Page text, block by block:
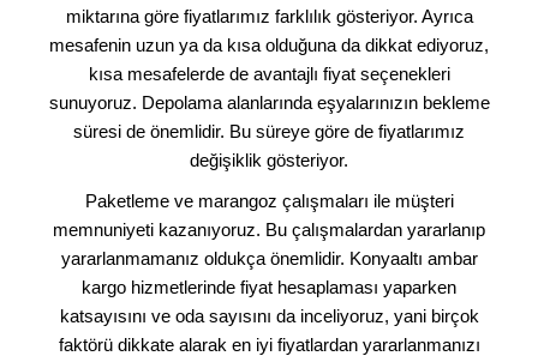
miktarına göre fiyatlarımız farklılık gösteriyor. Ayrıca
mesafenin uzun ya da kısa olduğuna da dikkat ediyoruz,
kısa mesafelerde de avantajlı fiyat seçenekleri
sunuyoruz. Depolama alanlarında eşyalarınızın bekleme
süresi de önemlidir. Bu süreye göre de fiyatlarımız
değişiklik gösteriyor.
Paketleme ve marangoz çalışmaları ile müşteri
memnuniyeti kazanıyoruz. Bu çalışmalardan yararlanıp
yararlanmamanız oldukça önemlidir. Konyaaltı ambar
kargo hizmetlerinde fiyat hesaplaması yaparken
katsayısını ve oda sayısını da inceliyoruz, yani birçok
faktörü dikkate alarak en iyi fiyatlardan yararlanmanızı